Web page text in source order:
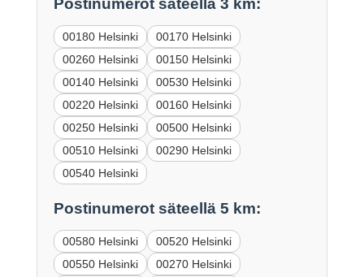
Postinumerot säteellä 3 km:
00180 Helsinki
00170 Helsinki
00260 Helsinki
00150 Helsinki
00140 Helsinki
00530 Helsinki
00220 Helsinki
00160 Helsinki
00250 Helsinki
00500 Helsinki
00510 Helsinki
00290 Helsinki
00540 Helsinki
Postinumerot säteellä 5 km:
00580 Helsinki
00520 Helsinki
00550 Helsinki
00270 Helsinki